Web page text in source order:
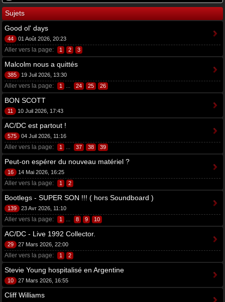
Sujets
Good ol' days
44 01 Août 2026, 20:23
Aller vers la page: 1 2 3
Malcolm nous a quittés
385 19 Juil 2026, 13:30
Aller vers la page: 1 ... 24 25 26
BON SCOTT
11 10 Juil 2026, 17:43
AC/DC est partout !
575 04 Juil 2026, 11:16
Aller vers la page: 1 ... 37 38 39
Peut-on espérer du nouveau matériel ?
16 14 Mai 2026, 16:25
Aller vers la page: 1 2
Bootlegs - SUPER SON !!! ( hors Soundboard )
139 23 Avr 2026, 11:10
Aller vers la page: 1 ... 8 9 10
AC/DC - Live 1992 Collector.
29 27 Mars 2026, 22:00
Aller vers la page: 1 2
Stevie Young hospitalisé en Argentine
10 27 Mars 2026, 16:55
Cliff Williams